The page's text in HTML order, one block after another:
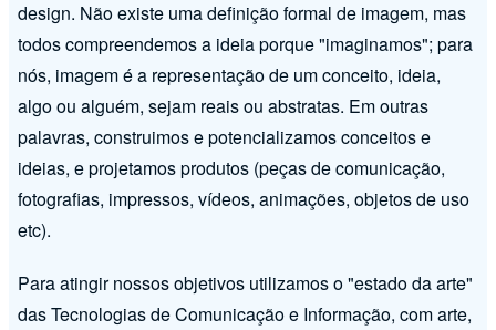
design. Não existe uma definição formal de imagem, mas
todos compreendemos a ideia porque "imaginamos"; para
nós, imagem é a representação de um conceito, ideia,
algo ou alguém, sejam reais ou abstratas. Em outras
palavras, construimos e potencializamos conceitos e
ideias, e projetamos produtos (peças de comunicação,
fotografias, impressos, vídeos, animações, objetos de uso
etc).
Para atingir nossos objetivos utilizamos o "estado da arte"
das Tecnologias de Comunicação e Informação, com arte,